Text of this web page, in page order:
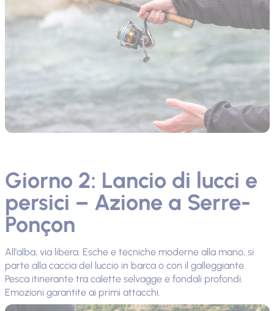
Giorno 2: Lancio di lucci e
persici – Azione a Serre-
Ponçon
All'alba, via libera. Esche e tecniche moderne alla mano, si
parte alla caccia del luccio in barca o con il galleggiante.
Pesca itinerante tra calette selvagge e fondali profondi.
Emozioni garantite ai primi attacchi.